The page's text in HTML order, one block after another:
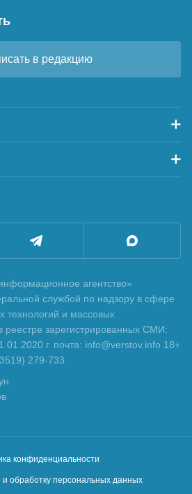
в редакцию
агентство»
службой по надзору в сфере
технологий и массовых
реестре зарегистрированных СМИ:
г. почта: info@verstov.info 18+
279-733
конфиденциальности
и обработку персональных данных